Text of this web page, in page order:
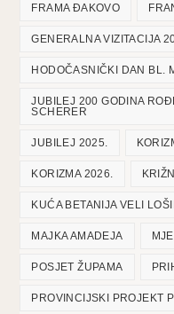
FRAMA ĐAKOVO
GENERALNA VIZITACIJA
HODOČASNIČKI DAN BL.
JUBILEJ 200 GODINA
SCHERER
JUBILEJ 2025.
KORIZMA 2026.
KUĆA BETANIJA VELI
MAJKA AMADEJA
POSJET ŽUPAMA
PROVINCIJSKI PROJEKT